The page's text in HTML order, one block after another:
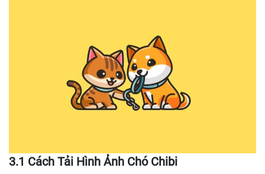
3.1 Cách Tải Hình Ảnh Chó Chibi